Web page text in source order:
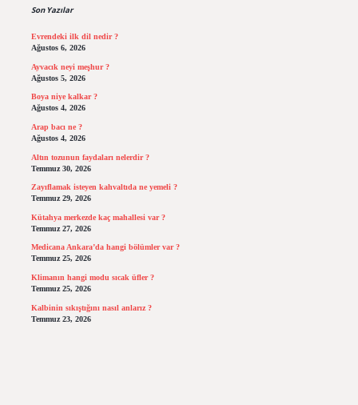
Son Yazılar
Evrendeki ilk dil nedir ?
Ağustos 6, 2026
Ayvacık neyi meşhur ?
Ağustos 5, 2026
Boya niye kalkar ?
Ağustos 4, 2026
Arap bacı ne ?
Ağustos 4, 2026
Altın tozunun faydaları nelerdir ?
Temmuz 30, 2026
Zayıflamak isteyen kahvaltıda ne yemeli ?
Temmuz 29, 2026
Kütahya merkezde kaç mahallesi var ?
Temmuz 27, 2026
Medicana Ankara’da hangi bölümler var ?
Temmuz 25, 2026
Klimanın hangi modu sıcak üfler ?
Temmuz 25, 2026
Kalbinin sıkıştığını nasıl anlarız ?
Temmuz 23, 2026